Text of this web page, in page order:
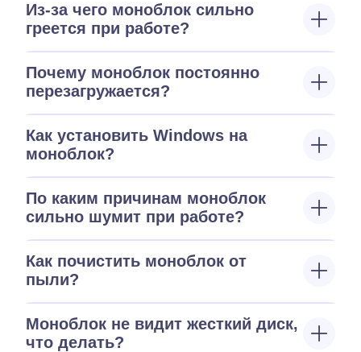
Из-за чего моноблок сильно
греется при работе?
Почему моноблок постоянно
перезагружается?
Как установить Windows на
моноблок?
По каким причинам моноблок
сильно шумит при работе?
Как почистить моноблок от
пыли?
Моноблок не видит жесткий диск,
что делать?